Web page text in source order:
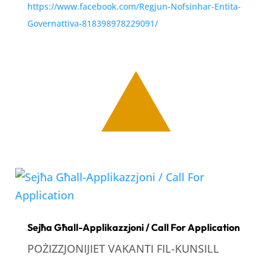
https://www.facebook.com/Regjun-Nofsinhar-Entita-
Governattiva-818398978229091/
Sejħa Għall-Applikazzjoni / Call For Application
POŻIZZJONIJIET VAKANTI FIL-KUNSILL